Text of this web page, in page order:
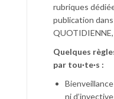
rubriques
publication
Quelques
par tou·te·s :
ni